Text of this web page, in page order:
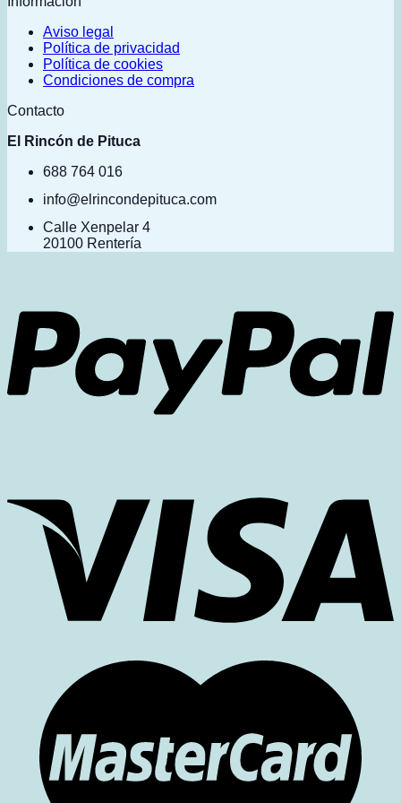
Aviso legal
Política de privacidad
Política de cookies
Condiciones de compra
Contacto
El Rincón de Pituca
688 764 016
info@elrincondepituca.com
Calle Xenpelar 4
20100 Rentería